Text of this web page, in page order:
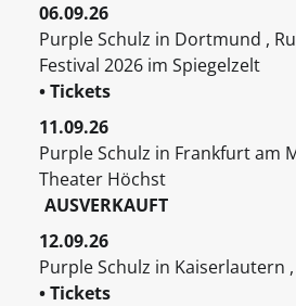
06.09.26
Purple Schulz in Dortmund ,
Festival 2026 im Spiegelzelt
• Tickets
11.09.26
Purple Schulz in Frankfurt am
Theater Höchst
AUSVERKAUFT
12.09.26
Purple Schulz in Kaiserlautern ,
• Tickets